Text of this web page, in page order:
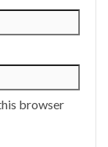
browser